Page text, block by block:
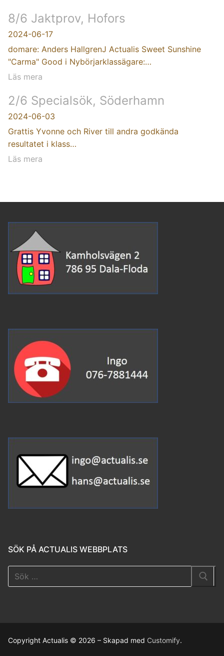
8/6 Jaktprov, Hofors
2024-06-17
domare: Anders HallgrenJ Actualis Sweet Sunshine
"Carma" Good i Nybörjarklassägare:…
Läs mera
2/6 Specialsök, Söderhamn
2024-06-03
Grattis Yvonne och River till andra godkända
resultatet i klass…
Läs mera
SÖK PÅ ACTUALIS WEBBPLATS
Copyright Actualis © 2026 – Skapad med Customify.